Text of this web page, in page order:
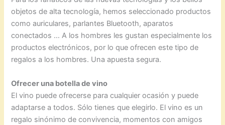
objetos de alta tecnología, hemos seleccionado productos
como auriculares, parlantes Bluetooth, aparatos
conectados … A los hombres les gustan especialmente los
productos electrónicos, por lo que ofrecen este tipo de
regalos a los hombres. Una apuesta segura.
Ofrecer una botella de vino
El vino puede ofrecerse para cualquier ocasión y puede
adaptarse a todos. Sólo tienes que elegirlo. El vino es un
regalo sinónimo de convivencia, momentos con amigos